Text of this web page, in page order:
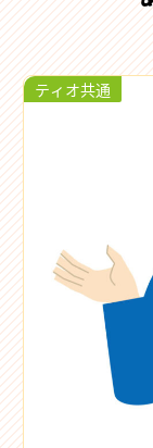
ティオ共通